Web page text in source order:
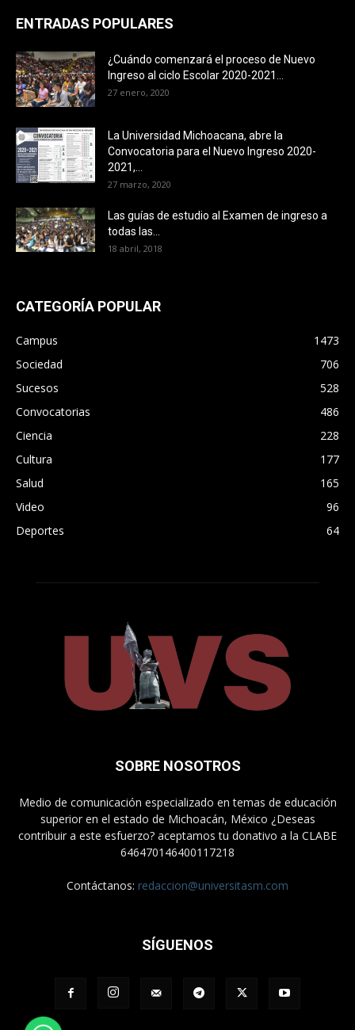
ENTRADAS POPULARES
¿Cuándo comenzará el proceso de Nuevo
Ingreso al ciclo Escolar 2020-2021...
27 enero, 2020
La Universidad Michoacana, abre la
Convocatoria para el Nuevo Ingreso 2020-
2021,...
27 marzo, 2020
Las guías de estudio al Examen de ingreso a
todas las...
18 abril, 2018
CATEGORÍA POPULAR
Campus
1473
Sociedad
706
Sucesos
528
Convocatorias
486
Ciencia
228
Cultura
177
Salud
165
Video
96
Deportes
64
SOBRE NOSOTROS
Medio de comunicación especializado en temas de educación
superior en el estado de Michoacán, México ¿Deseas
contribuir a este esfuerzo? aceptamos tu donativo a la CLABE
646470146400117218
Contáctanos: redaccion@universitasm.com
SÍGUENOS